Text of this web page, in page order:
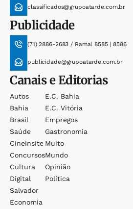
classificados@grupoatarde.com.br
Publicidade
(71) 2886-2683 / Ramal 8585 | 8586
publicidade@grupoatarde.com.br
Canais e Editorias
Autos
Bahia
Brasil
Saúde
Cineinsite
Concursos
Cultura
Digital
Salvador
Economia
E.c. Bahia
E.c. Vitória
Empregos
Gastronomia
Muito
Mundo
Opinião
Política